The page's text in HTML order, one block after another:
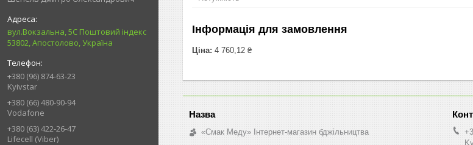
вул.Вокзальна, 5С Поштовий індекс
53802, Апостолово, Україна
+380 (96) 874-63-23
Kyivstar
+380 (66) 480-90-94
Vodafone
+380 (63) 422-26-47
Lifecell (Viber)
Інформація для замовлення
Ціна: 4 760,12 ₴
«Смак Меду» Інтернет-магазин бджільництва